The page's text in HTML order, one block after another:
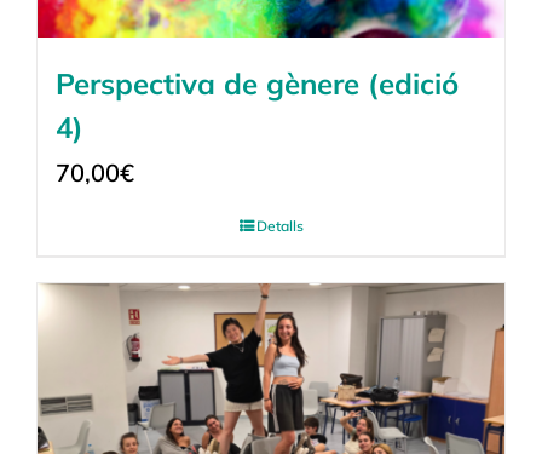
Perspectiva de gènere (edició
4)
70,00€
Detalls